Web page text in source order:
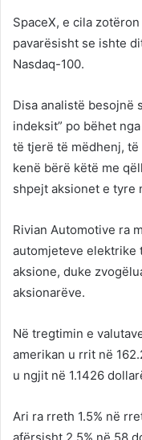
SpaceX, e cila
pavarësisht se ishte
Nasdaq-100.
Disa analistë besojnë
indeksit” po bëhet
të tjerë të mëdhenj,
kenë bërë këtë me
shpejt aksionet e tyre
Rivian Automotive ra
automjeteve elektrike
aksione, duke
aksionarëve.
Në tregtimin e
amerikan u rrit në
u ngjit në 1.1426
Ari ra rreth 1.5% në